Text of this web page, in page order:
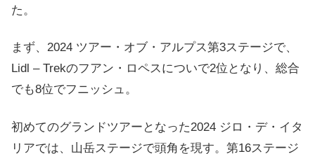
た。
まず、2024 ツアー・オブ・アルプス第3ステージで、
Lidl – Trekのフアン・ロペスについで2位となり、総合
でも8位でフニッシュ。
初めてのグランドツアーとなった2024 ジロ・デ・イタ
リアでは、山岳ステージで頭角を現す。第16ステージ